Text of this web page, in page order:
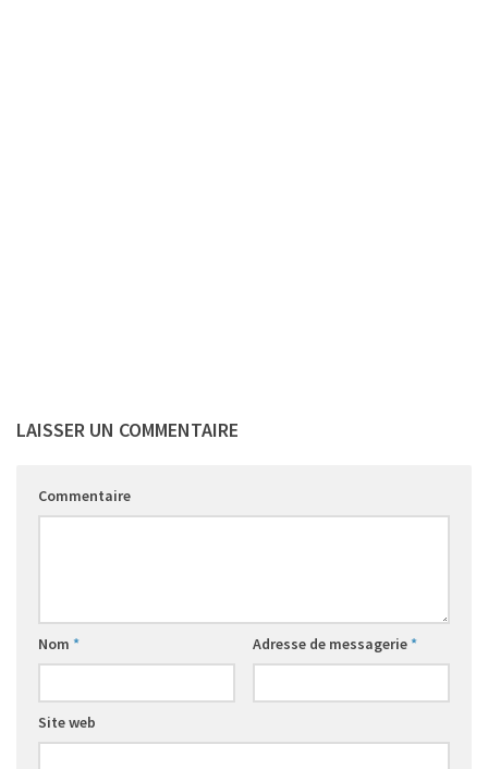
LAISSER UN COMMENTAIRE
Commentaire
Nom * Adresse de messagerie*
Site web